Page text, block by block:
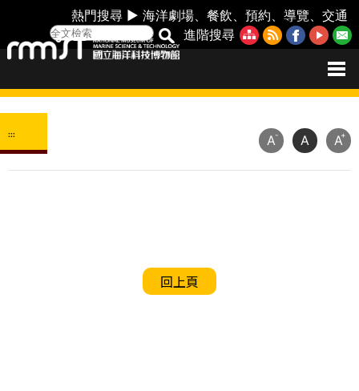
熱門搜尋 ►海洋劇場 、餐飲 、預約 、導覽 、交通
進階搜尋
::: A- A A+
回上頁